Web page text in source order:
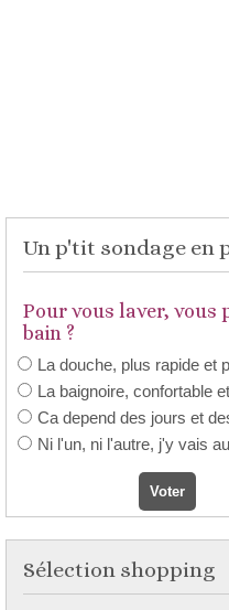
Un p'tit sondage en
Pour vous laver, vous
bain ?
La douche, plus rapide et
La baignoire, confortable
Ca depend des jours et
Ni l'un, ni l'autre, j'y vais
Sélection shopping